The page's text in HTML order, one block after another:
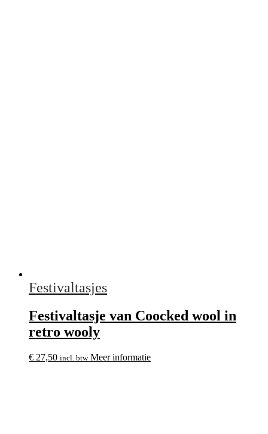
Festivaltasjes
Festivaltasje van Coocked wool in
retro wooly
€ 27,50 incl. btw Meer informatie